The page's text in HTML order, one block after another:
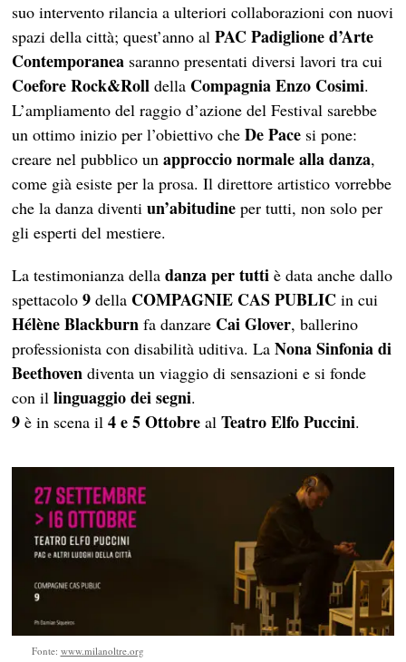
suo intervento rilancia a ulteriori collaborazioni con nuovi
spazi della città; quest’anno alPAC Padiglione d’Arte
Contemporanea saranno presentati diversi lavori tra cui
Coefore Rock&Roll della Compagnia Enzo Cosimi.
L’ampliamento del raggio d’azione del Festival sarebbe
un ottimo inizio per l’obiettivo cheDe Pace si pone:
creare nel pubblico unapproccio normale alla danza,
come già esiste per la prosa. Il direttore artistico vorrebbe
che la danza diventiun’abitudine per tutti, non solo per
gli esperti del mestiere.
La testimonianza delladanza per tutti è data anche dallo
spettacolo9 della COMPAGNIE CAS PUBLICin cui
Hélène Blackburnfa danzare Cai Glover, ballerino
professionista con disabilità uditiva. LaNona Sinfonia di
Beethoven diventa un viaggio di sensazioni e si fonde
con illinguaggio dei segni.
9 è in scena il4 e 5 Ottobre alTeatro Elfo Puccini.
Fonte: www.milanoltre.org